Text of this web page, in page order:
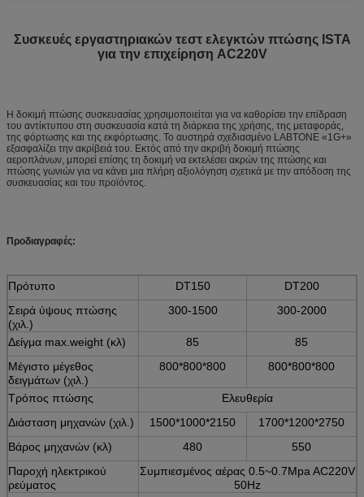
Συσκευές εργαστηριακών τεστ ελεγκτών πτώσης ISTA
για την επιχείρηση AC220V
Η δοκιμή πτώσης συσκευασίας χρησιμοποιείται για να καθορίσει την επίδραση
του αντίκτυπου στη συσκευασία κατά τη διάρκεια της χρήσης, της μεταφοράς,
της φόρτωσης και της εκφόρτωσης. Το αυστηρά σχεδιασμένο LABTONE «1G+»
εξασφαλίζει την ακρίβειά του. Εκτός από την ακριβή δοκιμή πτώσης
αεροπλάνων, μπορεί επίσης τη δοκιμή να εκτελέσει ακρών της πτώσης και
πτώσης γωνιών για να κάνει μια πλήρη αξιολόγηση σχετικά με την απόδοση της
συσκευασίας και του προϊόντος.
Προδιαγραφές:
Πρότυπο DT150
DT200
Σειρά ύψους πτώσης
(χιλ.)
300-1500 300-2000
Δείγμα max.weight (κλ) 85
85
Μέγιστο μέγεθος
δειγμάτων (χιλ.)
800*800*800 800*800*800
Τρόπος πτώσης
Ελευθερία
Διάσταση μηχανών (χιλ.)
1500*1000*2150
1700*1200*2750
Βάρος μηχανών (κλ)
480
550
Παροχή ηλεκτρικού
ρεύματος
Συμπιεσμένος αέρας 0.5~0.7Mpa AC220V
50Hz